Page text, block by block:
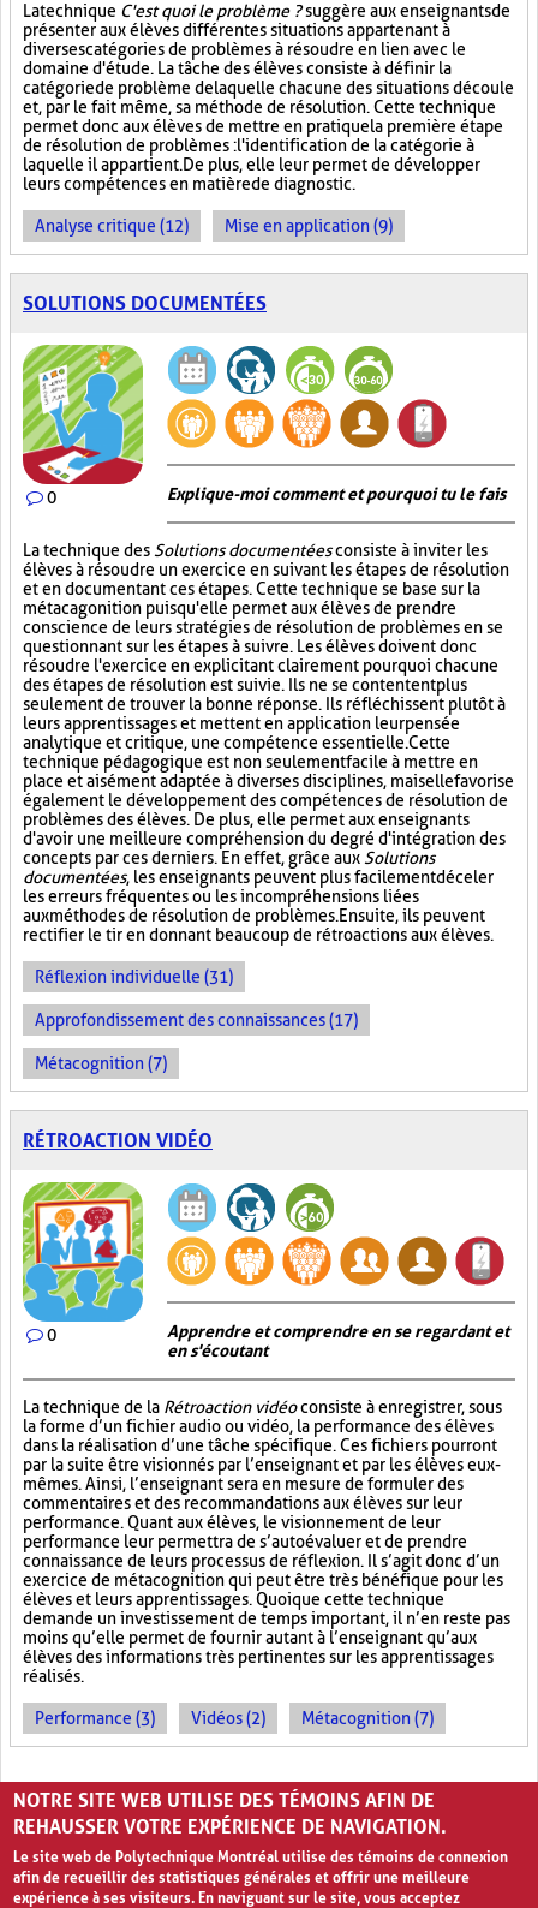
La technique C'est quoi le problème ?suggère aux enseignants de
présenter aux élèves différentes situations appartenant à
diverses catégories de problèmes à résoudre en lien avec le
domaine d'étude. La tâche des élèves consiste à définir la
catégorie de problème de laquelle chacune des situations découle
et, par le fait même, sa méthode de résolution. Cette technique
permet donc aux élèves de mettre en pratique la première étape
de résolution de problèmes : l'identification de la catégorie à
laquelle il appartient. De plus, elle leur permet de développer
leurs compétences en matière de diagnostic.
Analyse critique (12) Mise en application (9)
SOLUTIONS DOCUMENTÉES
0 Explique-moi comment et pourquoi tu le fais
La technique des Solutions documentéesconsiste à inviter les
élèves à résoudre un exercice en suivant les étapes de résolution
et en documentant ces étapes. Cette technique se base sur la
métacagonition puisqu'elle permet aux élèves de prendre
conscience de leurs stratégies de résolution de problèmes en se
questionnant sur les étapes à suivre. Les élèves doivent donc
résoudre l'exercice en explicitant clairement pourquoi chacune
des étapes de résolution est suivie. Ils ne se contentent plus
seulement de trouver la bonne réponse. Ils réfléchissent plutôt à
leurs apprentissages et mettent en application leur pensée
analytique et critique, une compétence essentielle. Cette
technique pédagogique est non seulement facile à mettre en
place et aisément adaptée à diverses disciplines, mais elle favorise
également le développement des compétences de résolution de
problèmes des élèves. De plus, elle permet aux enseignants
d'avoir une meilleure compréhension du degré d'intégration des
concepts par ces derniers. En effet, grâce aux Solutions
documentées, les enseignants peuvent plus facilement déceler
les erreurs fréquentes ou les incompréhensions liées
aux méthodes de résolution de problèmes. Ensuite, ils peuvent
rectifier le tir en donnant beaucoup de rétroactions aux élèves.
Réflexion individuelle (31)
Approfondissement des connaissances (17)
Métacognition (7)
RÉTROACTION VIDÉO
0
Apprendre et comprendre en se regardant et
en s'écoutant
La technique de la Rétroaction vidéoconsiste à enregistrer, sous
la forme d’un fichier audio ou vidéo, la performance des élèves
dans la réalisation d’une tâche spécifique. Ces fichiers pourront
par la suite être visionnés par l’enseignant et par les élèves eux-
mêmes. Ainsi, l’enseignant sera en mesure de formuler des
commentaires et des recommandations aux élèves sur leur
performance. Quant aux élèves, le visionnement de leur
performance leur permettra de s’autoévaluer et de prendre
connaissance de leurs processus de réflexion. Il s’agit donc d’un
exercice de métacognition qui peut être très bénéfique pour les
élèves et leurs apprentissages. Quoique cette technique
demande un investissement de temps important, il n’en reste pas
moins qu’elle permet de fournir autant à l’enseignant qu’aux
élèves des informations très pertinentes sur les apprentissages
réalisés.
Performance (3) Vidéos (2) Métacognition (7)
PAGES
1 2 3 › »
NOTRE SITE WEB UTILISE DES TÉMOINS AFIN DE
REHAUSSER VOTRE EXPÉRIENCE DE NAVIGATION.
Le site web de Polytechnique Montréal utilise des témoins de connexion
afin de recueillir des statistiques générales et offrir une meilleure
expérience à ses visiteurs. En naviguant sur le site, vous acceptez